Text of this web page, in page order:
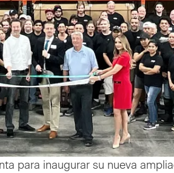
para inaugurar su nueva